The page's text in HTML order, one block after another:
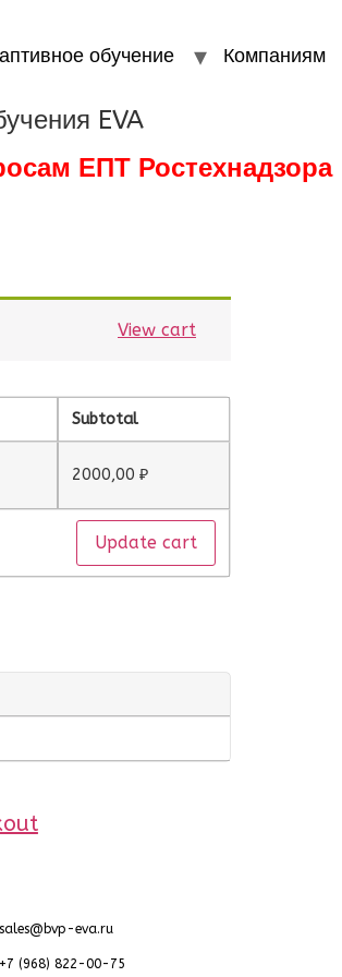
обучение Компаниям
EVA
ЕПТ Ростехнадзора
View cart
Subtotal
2000,00 ₽
Update cart
sales@bvp-eva.ru
+7 (968) 822-00-75